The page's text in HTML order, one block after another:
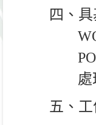
四、
處
五、工